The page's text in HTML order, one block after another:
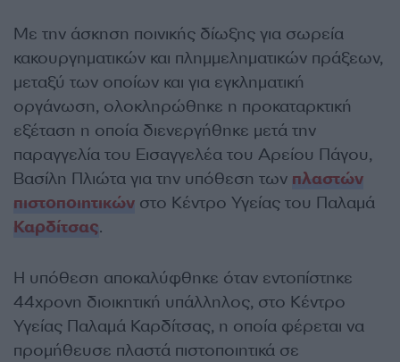
Με την άσκηση ποινικής δίωξης για σωρεία
κακουργηματικών και πλημμεληματικών πράξεων,
μεταξύ των οποίων και για εγκληματική
οργάνωση, ολοκληρώθηκε η προκαταρκτική
εξέταση η οποία διενεργήθηκε μετά την
παραγγελία του Εισαγγελέα του Αρείου Πάγου,
Βασίλη Πλιώτα για την υπόθεση των πλαστών
πιστοποιητικών στο Κέντρο Υγείας του Παλαμά
Καρδίτσας.
Η υπόθεση αποκαλύφθηκε όταν εντοπίστηκε
44χρονη διοικητική υπάλληλος, στο Κέντρο
Υγείας Παλαμά Καρδίτσας, η οποία φέρεται να
προμήθευσε πλαστά πιστοποιητικά σε